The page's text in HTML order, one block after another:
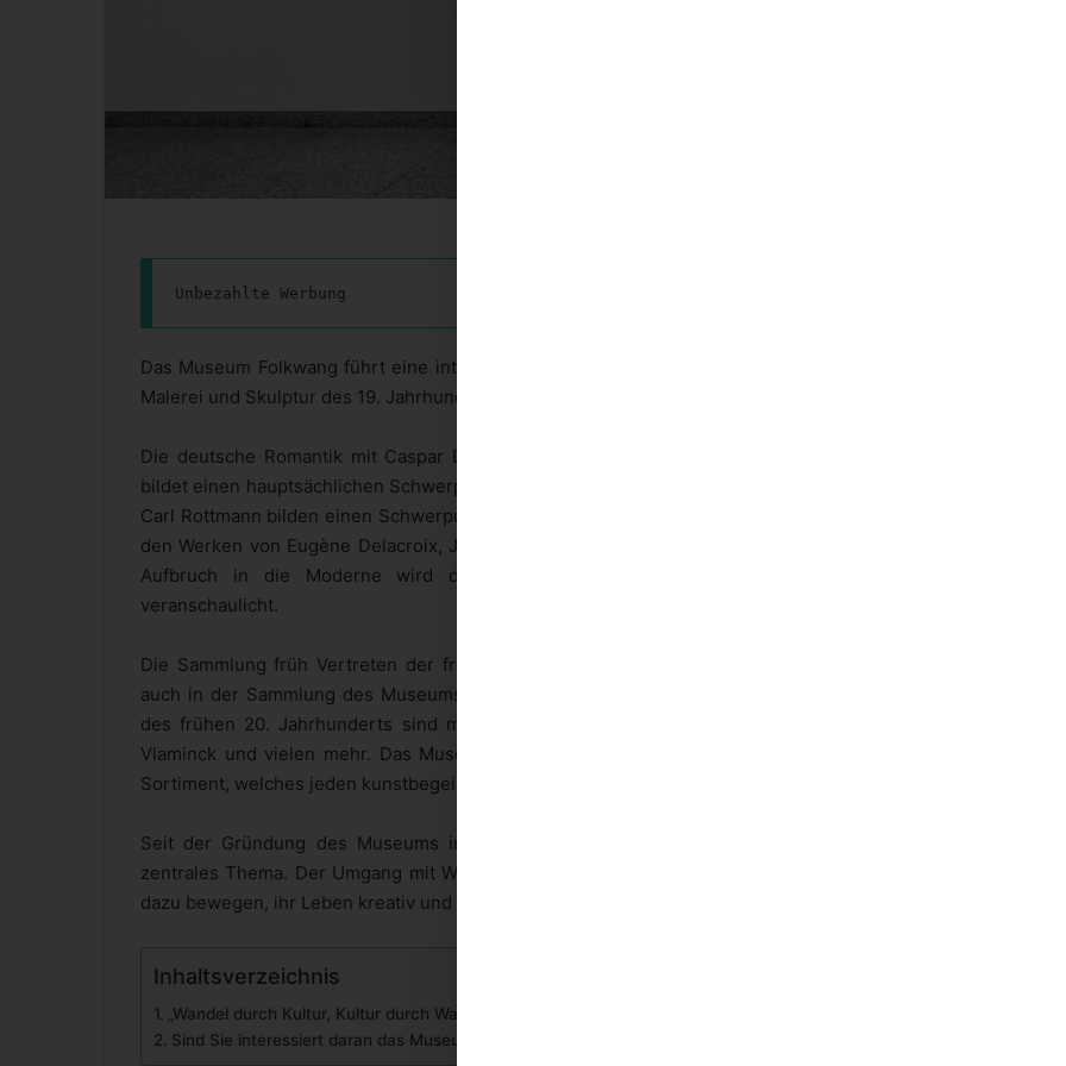
Unbezahlte Werbung
Das Museum Folkwang führt eine international bedeutende Sammlung deutscher und französischer
Malerei und Skulptur des 19. Jahrhunderts.
Die deutsche Romantik mit Caspar David Friedrich, Carl Gustav Carus und Johann Christian Dahl
bildet einen hauptsächlichen Schwerpunkt. Aber auch der Spätklassizismus von Philipp Hackert oder
Carl Rottmann bilden einen Schwerpunkt. Der französische Klassizismus und Realismus werden von
den Werken von Eugène Delacroix, Jean-Baptiste Camille Corot und vielen mehr repräsentiert. Der
Aufbruch in die Moderne wird durch Vincent van Gogh, Paul Gauguin und Paul Signac
veranschaulicht.
Die Sammlung früh Vertreten der französischen Fauvisten und der deutschen Expressionisten ist
auch in der Sammlung des Museums Folkwang vertreten. Die vielfältigen Facetten der Avantgarde
des frühen 20. Jahrhunderts sind mit den Werken von Künstlern, wie Henri Matisse, Maurice de
Vlaminck und vielen mehr. Das Museum Folkwang besitzt ein außergewöhnlich breit aufgestelltes
Sortiment, welches jeden kunstbegeisterten Menschen erfreut.
Seit der Gründung des Museums im Jahr 1902 war die Bildung und Vermittlung der Kunst ein
zentrales Thema. Der Umgang mit Werken der bildenden Kunst sollte gerade die jungen Menschen
dazu bewegen, ihr Leben kreativ und verantwortungsvoll selbst zu bestimmen.
Inhaltsverzeichnis
„Wandel durch Kultur, Kultur durch Wandel“
Sind Sie interessiert daran das Museum Folkwang in Zukunft zu besuchen?